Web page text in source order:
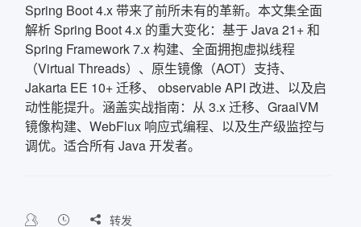
Spring Boot 4.x 带来了前所未有的革新。本文集全面
解析 Spring Boot 4.x 的重大变化：基于 Java 21+ 和
Spring Framework 7.x 构建、全面拥抱虚拟线程
（Virtual Threads）、原生镜像（AOT）支持、
Jakarta EE 10+ 迁移、 observable API 改进、以及启
动性能提升。涵盖实战指南：从 3.x 迁移、GraalVM
镜像构建、WebFlux 响应式编程、以及生产级监控与
调优。适合所有 Java 开发者。
 转发